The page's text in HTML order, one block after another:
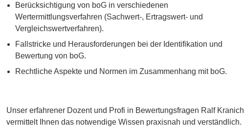
Berücksichtigung von boG in verschiedenen
Wertermittlungsverfahren (Sachwert-, Ertragswert- und
Vergleichswertverfahren).
Fallstricke und Herausforderungen bei der Identifikation und
Bewertung von boG.
Rechtliche Aspekte und Normen im Zusammenhang mit boG.
Unser erfahrener Dozent und Profi in Bewertungsfragen Ralf Kranich
vermittelt Ihnen das notwendige Wissen praxisnah und verständlich.